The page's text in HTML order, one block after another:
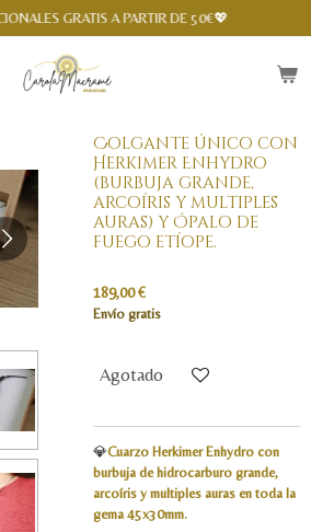
GRATIS A PARTIR DE 50€💖
Colgante único con
Herkimer Enhydro
(burbuja grande,
arcoíris y multiples
auras) y Ópalo de
fuego etíope.
189,00 €
Envío gratis
Agotado
💎Cuarzo Herkimer Enhydro con
burbuja de hidrocarburo grande,
arcoíris y multiples auras en toda la
gema 45x30mm.
Spanish